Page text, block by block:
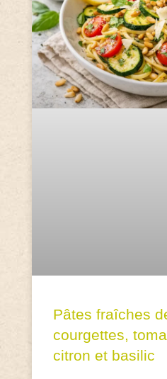
Pâtes fraîches
courgettes,
citron et basilic